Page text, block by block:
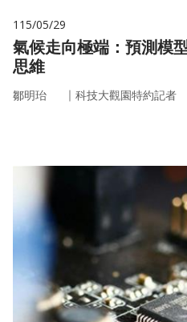
115/05/29
氣候走向極端：預測模
思維
鄒明珆 ｜ 科技大觀園特約記者